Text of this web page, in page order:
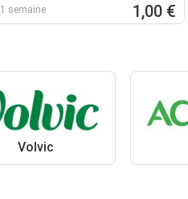
1 semaine 1,00 €
Volvic